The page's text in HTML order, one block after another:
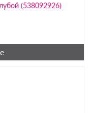
(538092926)